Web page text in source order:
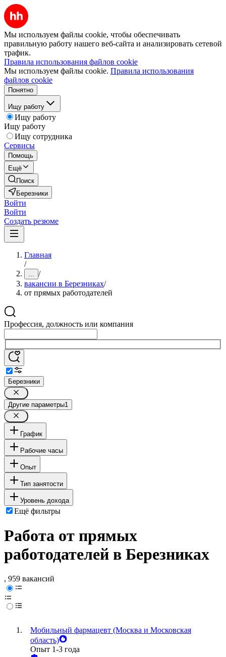
Мы используем файлы cookie, чтобы обеспечивать
правильную работу нашего веб-сайта и анализировать сетевой
трафик.
Правила использования файлов cookie
Мы используем файлы cookie. Правила использования
файлов cookie
Понятно
Ищу работу
Ищу работу
Ищу работу
Ищу сотрудника
Сервисы
Помощь
Ещё
Поиск
Березники
Войти
Войти
Создать резюме
Главная
/
... /
вакансии в Березниках/
от прямых работодателей
Профессия, должность или компания
Березники
Другие параметры1
График
Рабочие часы
Опыт
Тип занятости
Уровень дохода
Ещё фильтры
Работа от прямых
работодателей в Березниках
, 959 вакансий
Мобильный фармацевт (Москва и Московская
область)
Опыт 1-3 года